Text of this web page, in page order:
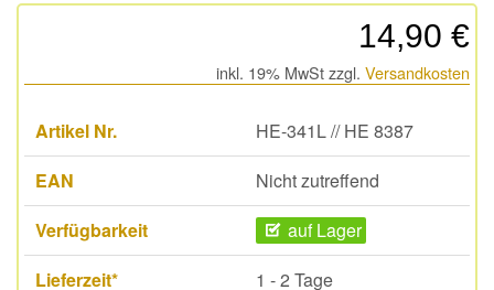
14,90 €
inkl. 19% MwSt zzgl. Versandkosten
Artikel Nr.
HE-341L // HE 8387
EAN
Nicht zutreffend
Verfügbarkeit
auf Lager
Lieferzeit*
1 - 2 Tage